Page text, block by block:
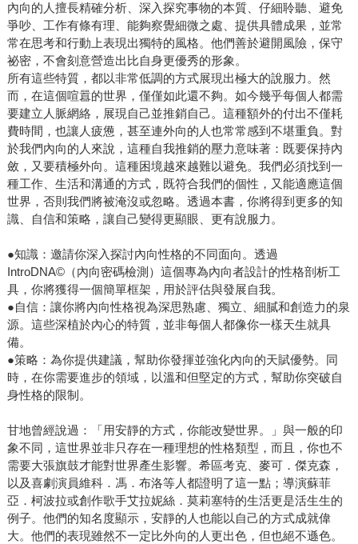
內向的人擅長精確分析、深入探究事物的本質、仔細聆聽、避免
爭吵、工作有條有理、能夠察覺細微之處、提供具體成果，並常
常在思考和行動上表現出獨特的風格。他們善於避開風險，保守
祕密，不會刻意營造出比自身更優秀的形象。
所有這些特質，都以非常低調的方式展現出極大的說服力。然
而，在這個喧囂的世界，僅僅如此還不夠。如今幾乎每個人都需
要建立人脈網絡，展現自己並推銷自己。這種額外的付出不僅耗
費時間，也讓人疲憊，甚至連外向的人也常常感到不堪重負。對
於我們內向的人來說，這種自我推銷的壓力意味著：既要保持內
斂，又要積極外向。這種困境越來越難以避免。我們必須找到一
種工作、生活和溝通的方式，既符合我們的個性，又能適應這個
世界，否則我們將被淹沒或忽略。透過本書，你將得到更多的知
識、自信和策略，讓自己變得更顯眼、更有說服力。
●知識：邀請你深入探討內向性格的不同面向。透過
IntroDNA©（內向密碼檢測）這個專為內向者設計的性格剖析工
具，你將獲得一個簡單框架，用於評估與發展自我。
●自信：讓你將內向性格視為深思熟慮、獨立、細膩和創造力的泉
源。這些深植於內心的特質，並非每個人都像你一樣天生就具
備。
●策略：為你提供建議，幫助你發揮並強化內向的天賦優勢。同
時，在你需要進步的領域，以溫和但堅定的方式，幫助你突破自
身性格的限制。
甘地曾經說過：「用安靜的方式，你能改變世界。」與一般的印
象不同，這世界並非只存在一種理想的性格類型，而且，你也不
需要大張旗鼓才能對世界產生影響。希區考克、麥可．傑克森，
以及喜劇演員維科．馮．布洛等人都證明了這一點；導演蘇菲
亞．柯波拉或創作歌手艾拉妮絲．莫莉塞特的生活更是活生生的
例子。他們的知名度顯示，安靜的人也能以自己的方式成就偉
大。他們的表現雖然不一定比外向的人更出色，但也絕不遜色。